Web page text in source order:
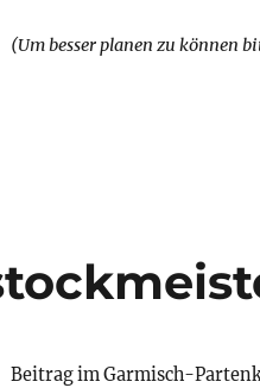
(Um besser planen zu können
Beitrag im Garmisch-